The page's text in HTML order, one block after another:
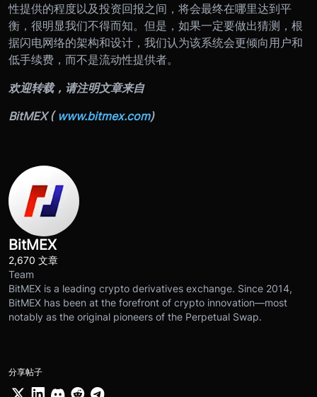
性提供的程度以及投资回报之间，将会最终在哪里达到平
衡，很明显我们不得而知。但是，如果一定要做出猜测，根
据闪电网络的架构和设计，我们认为该系统会更倾向用户和
低手续费，而不是流动性提供者。
欢迎转载，请注明文章来自
BitMEX ( www.bitmex.com)
BitMEX
2,670 文章
Team
BitMEX is a leading crypto derivatives exchange. Since 2014,
BitMEX has been at the forefront of crypto innovation—most
notably as the original pioneers of the Perpetual Swap.
分享帖子